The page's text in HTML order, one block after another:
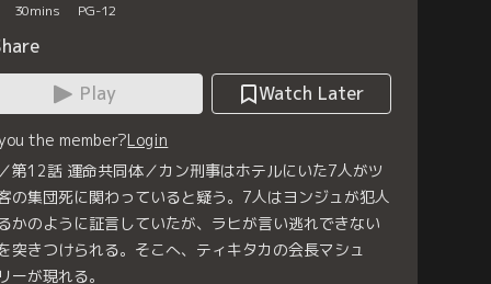
30mins PG-12
Play
Watch Later
the member?Login
第12話 運命共同体／カン刑事はホテルにいた7人がツ
の集団死に関わっていると疑う。7人はヨンジュが犯人
かのように証言していたが、ラヒが言い逃れできない
突きつけられる。そこへ、ティキタカの会長マシュ
ーが現れる。